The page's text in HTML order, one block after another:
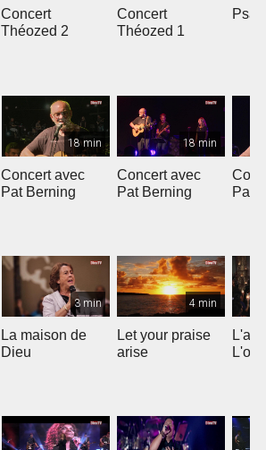
Concert
Théozed 2
Concert
Théozed 1
18 min
Concert avec
Pat Berning
18 min
Concert avec
Pat Berning
Pat
3 min
La maison de
Dieu
4 min
Let your praise
arise